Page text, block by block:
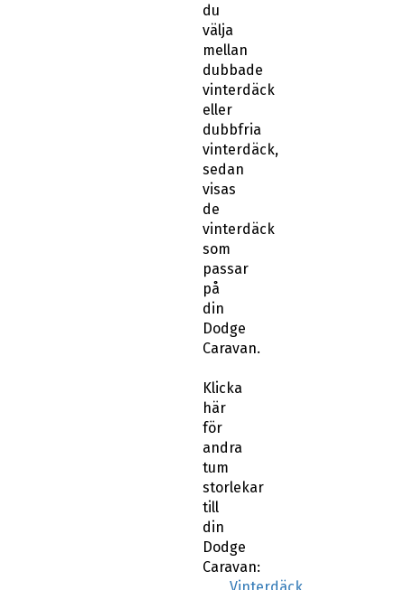
du
välja
mellan
dubbade
vinterdäck
eller
dubbfria
vinterdäck,
sedan
visas
de
vinterdäck
som
passar
på
din
Dodge
Caravan.
Klicka
här
för
andra
tum
storlekar
till
din
Dodge
Caravan:
Vinterdäck